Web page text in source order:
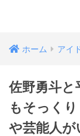
ホーム アイ
佐野勇斗と
もそっく
や芸能人が